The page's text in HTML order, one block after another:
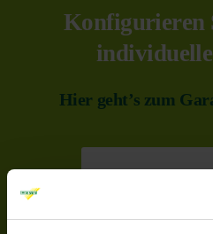
Konfigurieren
Hier geht’s zum